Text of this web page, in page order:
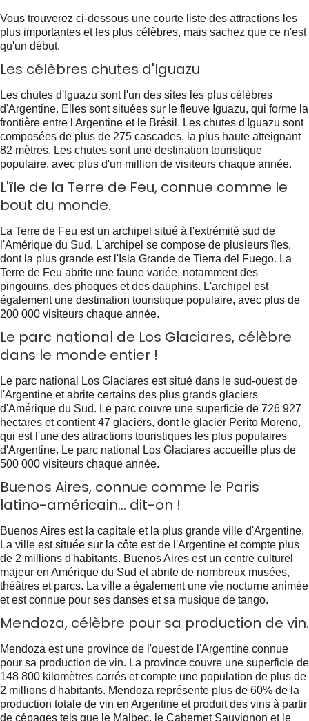
Vous trouverez ci-dessous une courte liste des attractions les
plus importantes et les plus célèbres, mais sachez que ce n'est
qu'un début.
Les célèbres chutes d'Iguazu
Les chutes d'Iguazu sont l'un des sites les plus célèbres
d'Argentine. Elles sont situées sur le fleuve Iguazu, qui forme la
frontière entre l'Argentine et le Brésil. Les chutes d'Iguazu sont
composées de plus de 275 cascades, la plus haute atteignant
82 mètres. Les chutes sont une destination touristique
populaire, avec plus d'un million de visiteurs chaque année.
L'île de la Terre de Feu, connue comme le
bout du monde.
La Terre de Feu est un archipel situé à l'extrémité sud de
l'Amérique du Sud. L'archipel se compose de plusieurs îles,
dont la plus grande est l'Isla Grande de Tierra del Fuego. La
Terre de Feu abrite une faune variée, notamment des
pingouins, des phoques et des dauphins. L'archipel est
également une destination touristique populaire, avec plus de
200 000 visiteurs chaque année.
Le parc national de Los Glaciares, célèbre
dans le monde entier !
Le parc national Los Glaciares est situé dans le sud-ouest de
l'Argentine et abrite certains des plus grands glaciers
d'Amérique du Sud. Le parc couvre une superficie de 726 927
hectares et contient 47 glaciers, dont le glacier Perito Moreno,
qui est l'une des attractions touristiques les plus populaires
d'Argentine. Le parc national Los Glaciares accueille plus de
500 000 visiteurs chaque année.
Buenos Aires, connue comme le Paris
latino-américain... dit-on !
Buenos Aires est la capitale et la plus grande ville d'Argentine.
La ville est située sur la côte est de l'Argentine et compte plus
de 2 millions d'habitants. Buenos Aires est un centre culturel
majeur en Amérique du Sud et abrite de nombreux musées,
théâtres et parcs. La ville a également une vie nocturne animée
et est connue pour ses danses et sa musique de tango.
Mendoza, célèbre pour sa production de vin.
Mendoza est une province de l'ouest de l'Argentine connue
pour sa production de vin. La province couvre une superficie de
148 800 kilomètres carrés et compte une population de plus de
2 millions d'habitants. Mendoza représente plus de 60% de la
production totale de vin en Argentine et produit des vins à partir
de cépages tels que le Malbec, le Cabernet Sauvignon et le